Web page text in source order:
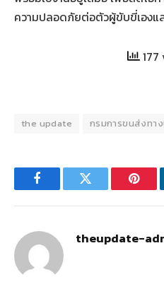
ความปลอดภัยต่อตัวผู้ขับขี่เองแ
177
the update กรมการขนส่งทา
FacebookTwitter
theupdate-